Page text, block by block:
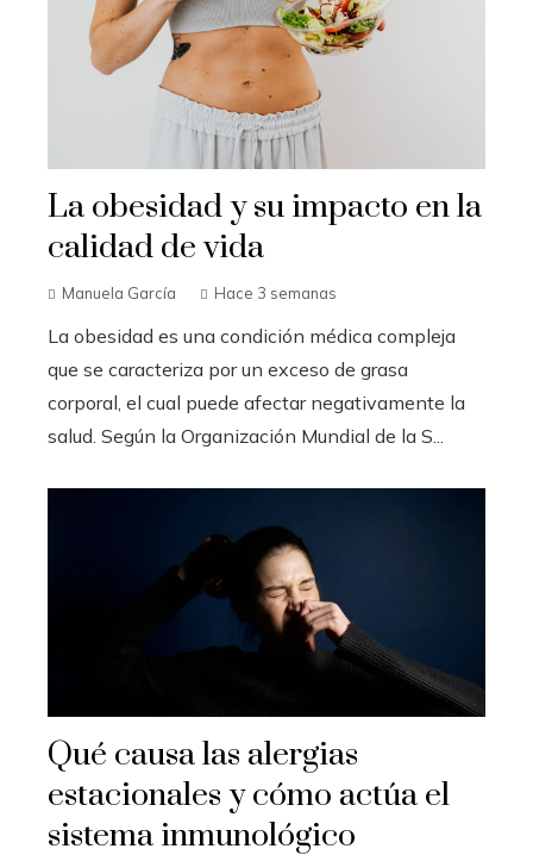
La obesidad y su impacto en la
calidad de vida
Manuela García Hace 3 semanas
La obesidad es una condición médica compleja
que se caracteriza por un exceso de grasa
corporal, el cual puede afectar negativamente la
salud. Según la Organización Mundial de la S...
Qué causa las alergias
estacionales y cómo actúa el
sistema inmunológico